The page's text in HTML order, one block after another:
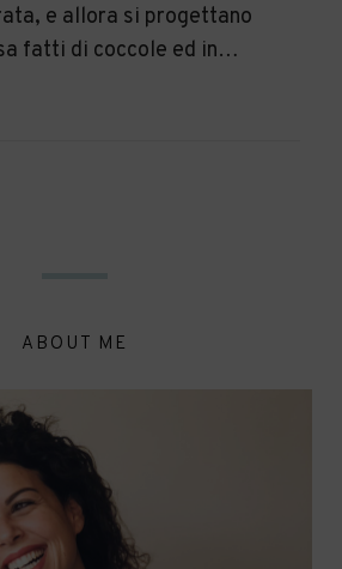
e allora si progettano
fatti di coccole ed in…
ABOUT ME